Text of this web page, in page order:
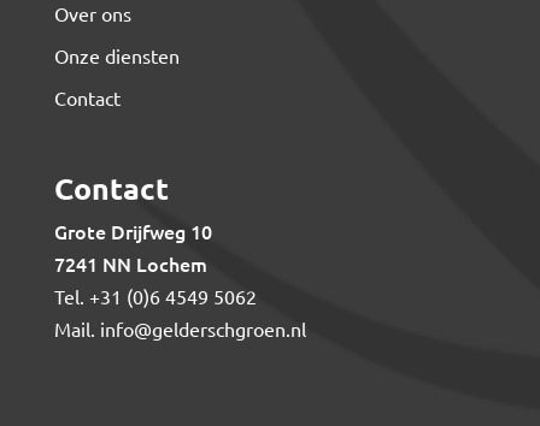
Over ons
Onze diensten
Contact
Contact
Grote Drijfweg 10
7241 NN Lochem
Tel. +31 (0)6 4549 5062
Mail. info@gelderschgroen.nl